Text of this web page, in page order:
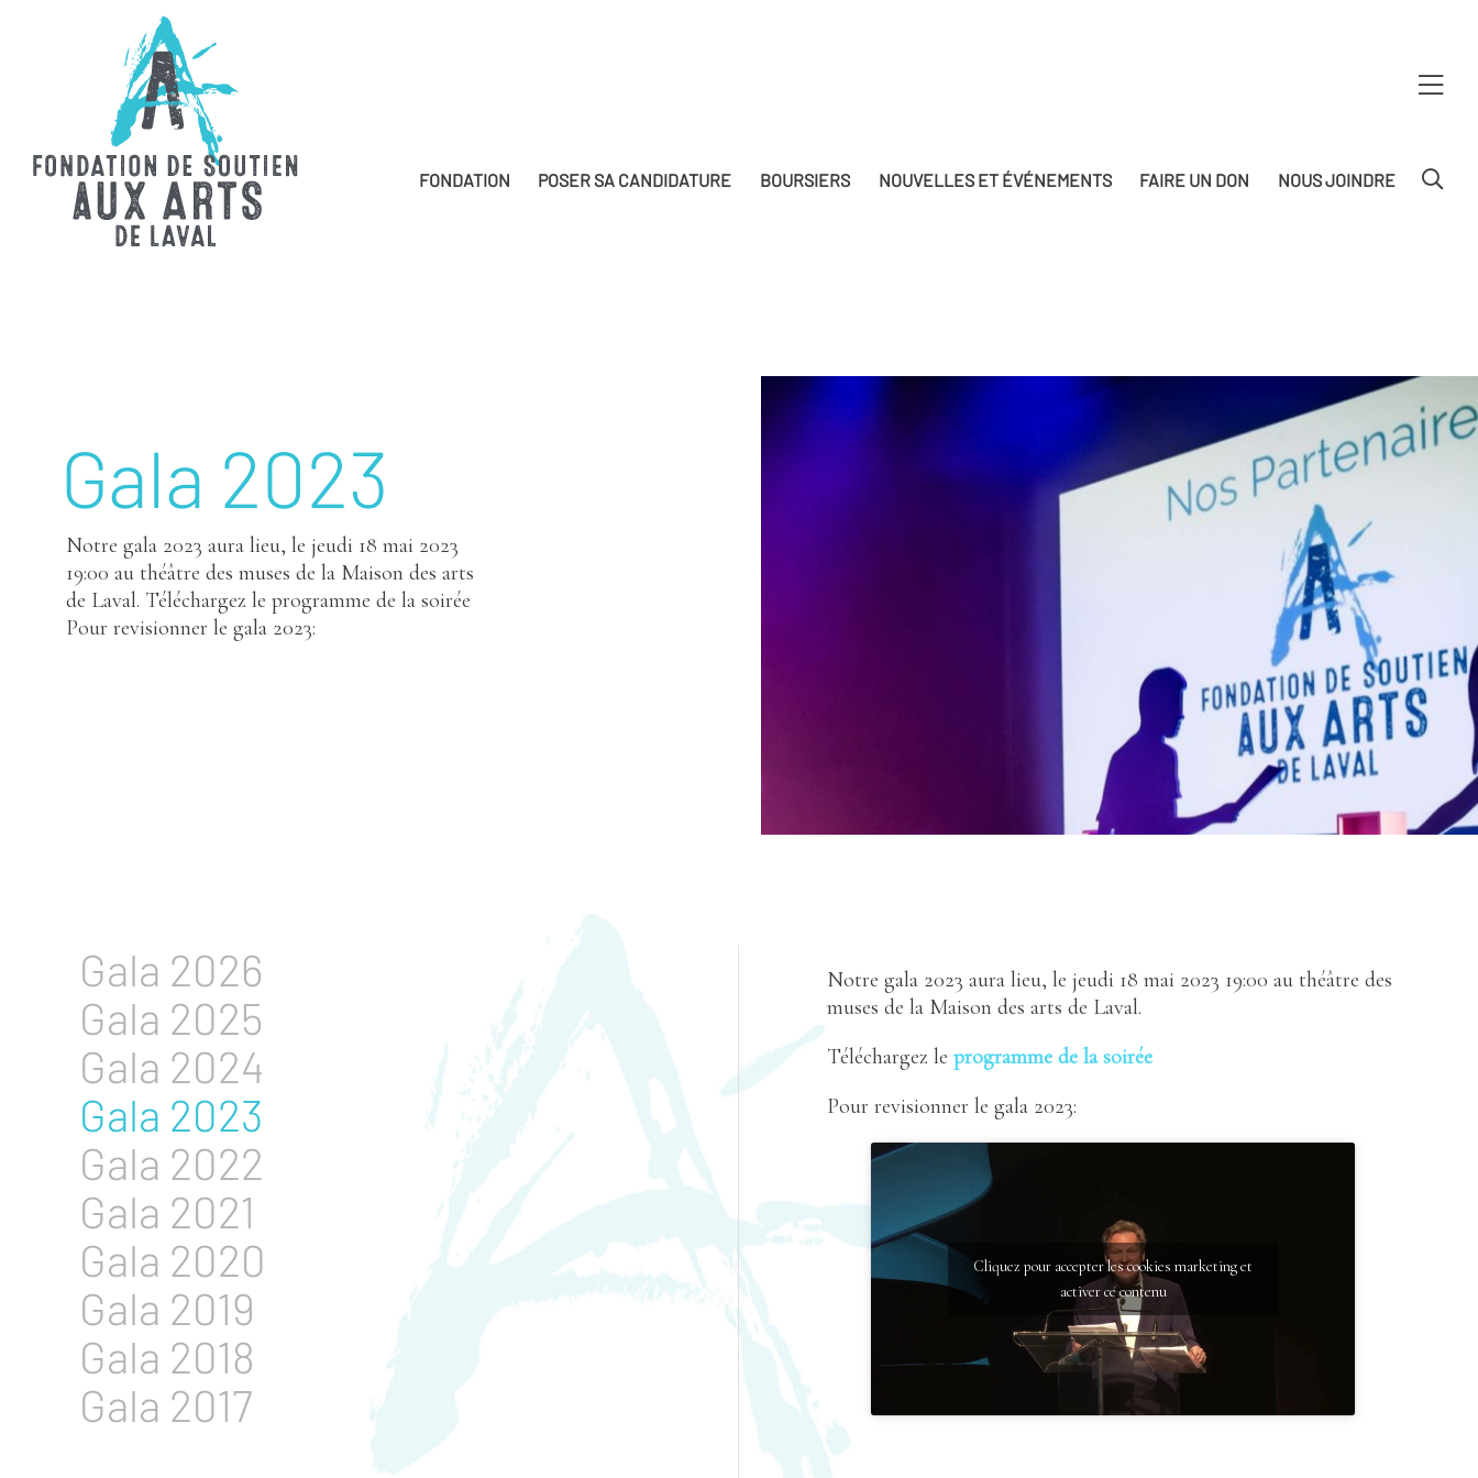
FONDATION POSER SA CANDIDATURE BOURSIERS NOUVELLES ET ÉVÉNEMENTS FAIRE UN DON NOUS JOINDRE
Gala 2023
Notre gala 2023 aura lieu, le jeudi 18 mai 2023
19:00 au théâtre des muses de la Maison des arts
de Laval. Téléchargez le programme de la soirée
Pour revisionner le gala 2023:
Gala 2026
Gala 2025
Gala 2024
Gala 2023
Gala 2022
Gala 2021
Gala 2020
Gala 2019
Gala 2018
Gala 2017
Notre gala 2023 aura lieu, le jeudi 18 mai 2023 19:00 au théâtre des
muses de la Maison des arts de Laval.
Téléchargez le programme de la soirée
Pour revisionner le gala 2023:
Cliquez pour accepter les cookies marketing et
activer ce contenu